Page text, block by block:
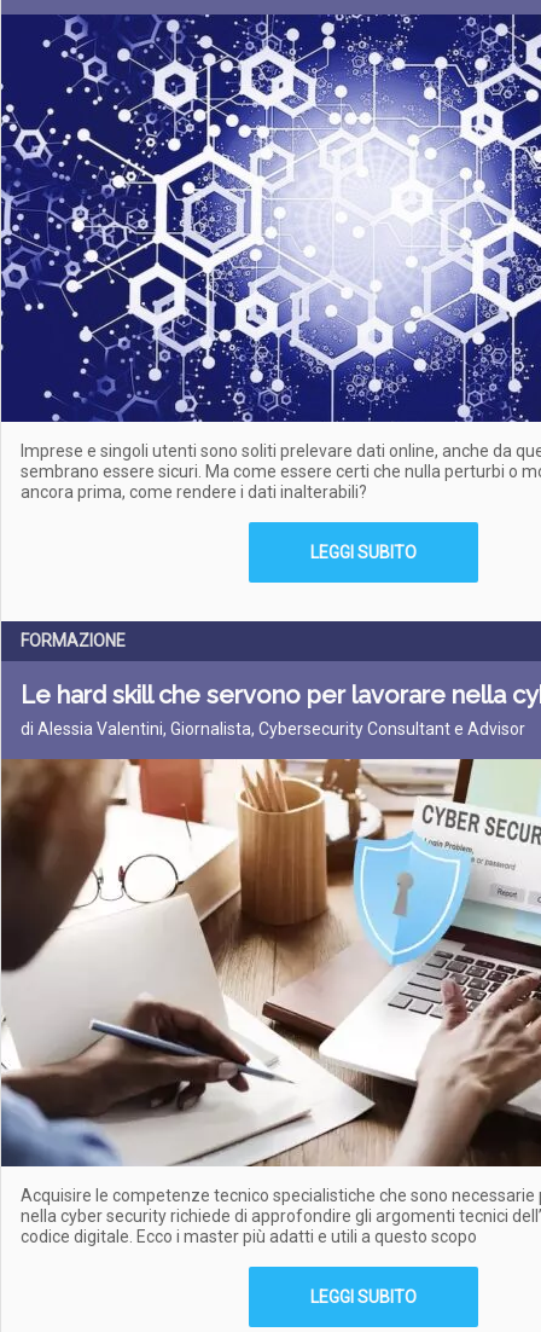
Imprese e singoli utenti sono soliti prelevare dati online, anche da
sembrano essere sicuri. Ma come essere certi che nulla perturbi o
ancora prima, come rendere i dati inalterabili?
LEGGI SUBITO
FORMAZIONE
Le hard skill che servono per lavorare nella
di Alessia Valentini, Giornalista, Cybersecurity Consultant e Advisor
Acquisire le competenze tecnico specialistiche che sono necessarie
nella cyber security richiede di approfondire gli argomenti tecnici
codice digitale. Ecco i master più adatti e utili a questo scopo
LEGGI SUBITO